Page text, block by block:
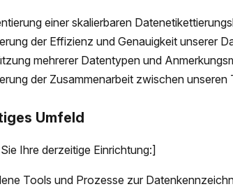
einer skalierbaren
der Effizienz und Genauigkeit unserer
mehrerer Datentypen und
der Zusammenarbeit zwischen
Umfeld
Ihre derzeitige Einrichtung:]
Tools und Prozesse zur